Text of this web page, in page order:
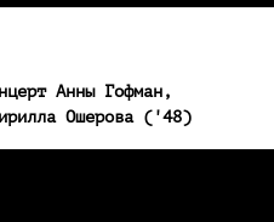
Анны Гофман,
Ошерова ('48)